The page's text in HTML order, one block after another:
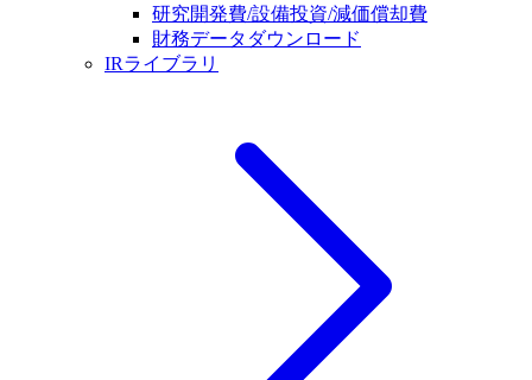
研究開発費/設備投資/減価償却費
財務データダウンロード
IRライブラリ